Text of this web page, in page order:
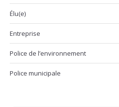
Élu(e)
Entreprise
Police de l’environnement
Police municipale